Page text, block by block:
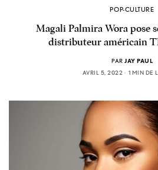
POP-CULTURE
Magali Palmira Wora pose
distributeur américain
PAR JAY PAUL
AVRIL 5, 2022
1 MIN DE